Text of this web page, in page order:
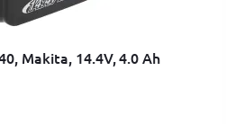
Makita, 14.4V, 4.0 Ah